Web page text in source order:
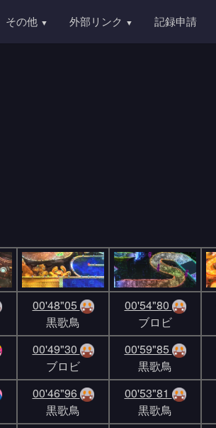
その他 外部リンク 記録申請
00'48"05
黒歌鳥
00'54"80
ブロビ
00'49"30
ブロビ
00'59"85
黒歌鳥
00'46"96
黒歌鳥
00'53"81
黒歌鳥